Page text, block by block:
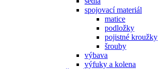
spojovací materiál
matice
podložky
pojistné kroužky
šrouby
výbava
výfuky a kolena